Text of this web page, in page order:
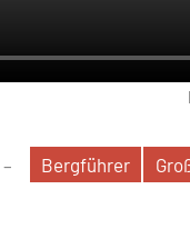
Bergführer